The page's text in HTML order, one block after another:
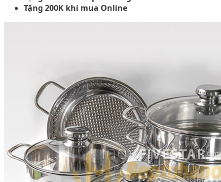
Tặng 200K khi mua Online